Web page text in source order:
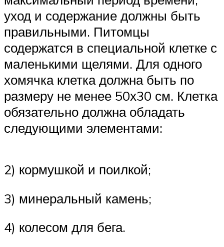
уход и содержание должны быть
правильными. Питомцы
содержатся в специальной клетке с
маленькими щелями. Для одного
хомячка клетка должна быть по
размеру не менее 50х30 см. Клетка
обязательно должна обладать
следующими элементами:
2) кормушкой и поилкой;
3) минеральный камень;
4) колесом для бега.